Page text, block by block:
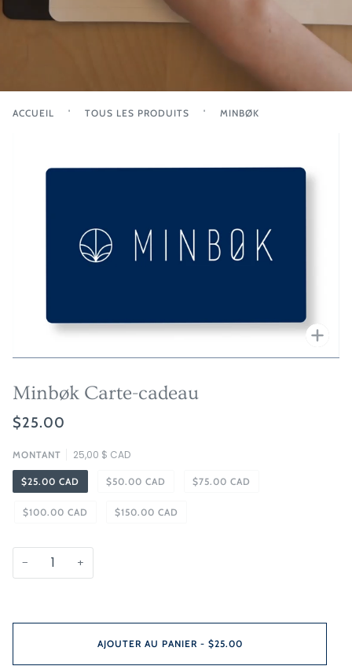
ACCUEIL ' TOUS LES PRODUITS ' MINBØK
Minbøk Carte-cadeau
$25.00
MONTANT 25,00 $ CAD
$25.00 CAD $50.00 CAD $75.00 CAD
$100.00 CAD $150.00 CAD
− +
AJOUTER AU PANIER - $25.00